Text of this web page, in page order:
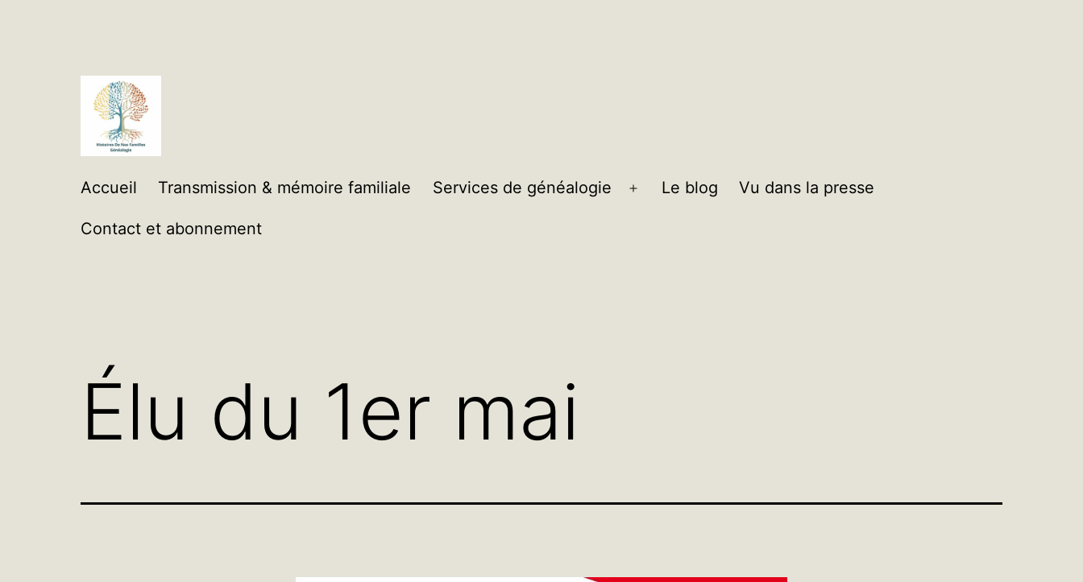
Histoires
Nos
Accueil Transmission & mémoire familiale Services de généalogie
Ouvrir
Le blog Vu dans la presse
Contact et abonnement
Élu du 1er mai